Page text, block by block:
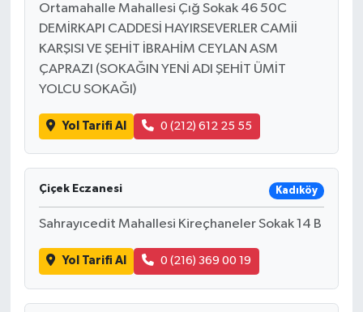
Ortamahalle Mahallesi Çığ Sokak 46 50C
DEMİRKAPI CADDESİ HAYIRSEVERLER CAMİİ
KARŞISI VE ŞEHİT İBRAHİM CEYLAN ASM
ÇAPRAZI (SOKAĞIN YENİ ADI ŞEHİT ÜMİT
YOLCU SOKAĞI)
Yol Tarifi Al 0 (212) 612 25 55
Çiçek Eczanesi Kadıköy
Sahrayıcedit Mahallesi Kireçhaneler Sokak 14 B
Yol Tarifi Al 0 (216) 369 00 19